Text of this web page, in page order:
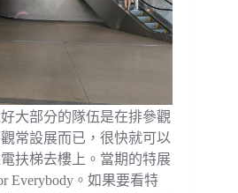
大部分的隊伍是在排參觀
常設展而已，很快就可以
扶梯去樓上。當期的特展
Everybody。如果要看特